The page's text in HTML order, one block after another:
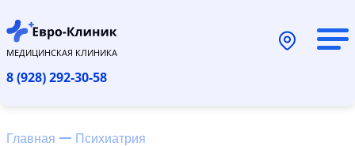
МЕДИЦИНСКАЯ КЛИНИКА
8 (928) 292-30-58
Главная
Психиатрия